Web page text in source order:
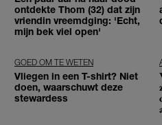
ontdekte Thom (32) dat zijn
vriendin vreemdging: 'Echt,
mijn bek viel open'
GOED OM TE WETEN
Vliegen in een T-shirt? Niet
doen, waarschuwt deze
stewardess